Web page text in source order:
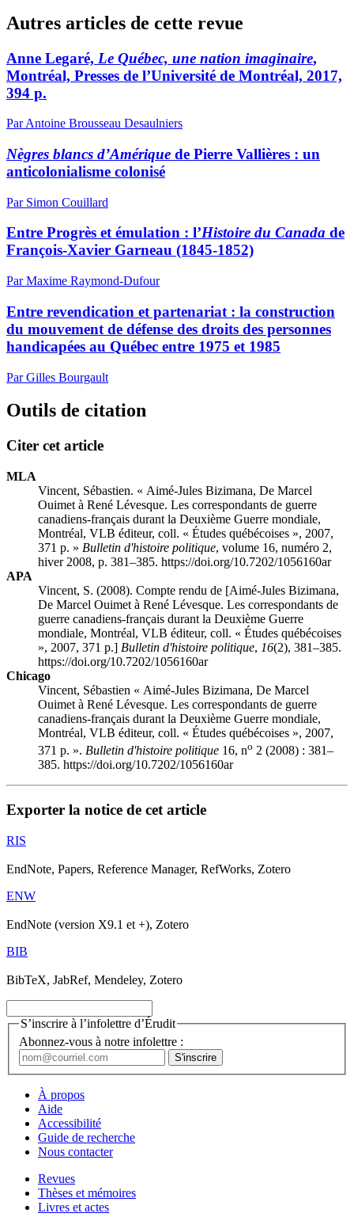
Autres articles de cette revue
Anne Legaré, Le Québec, une nation imaginaire,
Montréal, Presses de l’Université de Montréal, 2017,
394 p.
Par Antoine Brousseau Desaulniers
Nègres blancs d’Amérique de Pierre Vallières : un
anticolonialisme colonisé
Par Simon Couillard
Entre Progrès et émulation : l’Histoire du Canada de
François-Xavier Garneau (1845-1852)
Par Maxime Raymond-Dufour
Entre revendication et partenariat : la construction
du mouvement de défense des droits des personnes
handicapées au Québec entre 1975 et 1985
Par Gilles Bourgault
Outils de citation
Citer cet article
MLA
Vincent, Sébastien. « Aimé-Jules Bizimana, De Marcel
Ouimet à René Lévesque. Les correspondants de guerre
canadiens-français durant la Deuxième Guerre mondiale,
Montréal, VLB éditeur, coll. « Études québécoises », 2007,
371 p. » Bulletin d'histoire politique, volume 16, numéro 2,
hiver 2008, p. 381–385. https://doi.org/10.7202/1056160ar
APA
Vincent, S. (2008). Compte rendu de [Aimé-Jules Bizimana,
De Marcel Ouimet à René Lévesque. Les correspondants de
guerre canadiens-français durant la Deuxième Guerre
mondiale, Montréal, VLB éditeur, coll. « Études québécoises
», 2007, 371 p.] Bulletin d'histoire politique, 16(2), 381–385.
https://doi.org/10.7202/1056160ar
Chicago
Vincent, Sébastien « Aimé-Jules Bizimana, De Marcel
Ouimet à René Lévesque. Les correspondants de guerre
canadiens-français durant la Deuxième Guerre mondiale,
Montréal, VLB éditeur, coll. « Études québécoises », 2007,
371 p. ». Bulletin d'histoire politique 16, no 2 (2008) : 381–
385. https://doi.org/10.7202/1056160ar
Exporter la notice de cet article
RIS
EndNote, Papers, Reference Manager, RefWorks, Zotero
ENW
EndNote (version X9.1 et +), Zotero
BIB
BibTeX, JabRef, Mendeley, Zotero
S’inscrire à l’infolettre d’Érudit
Abonnez-vous à notre infolettre :
À propos
Aide
Accessibilité
Guide de recherche
Nous contacter
Revues
Thèses et mémoires
Livres et actes